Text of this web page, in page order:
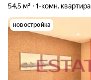
54,5 м² 1-комн. квартира
новостройка